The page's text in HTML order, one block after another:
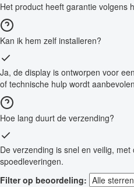
Het product heeft garantie volgens
Kan ik hem zelf installeren?
Ja, de display is ontworpen voor
of technische hulp wordt
Hoe lang duurt de verzending?
De verzending is snel en veilig,
spoedleveringen.
Filter op beoordeling: